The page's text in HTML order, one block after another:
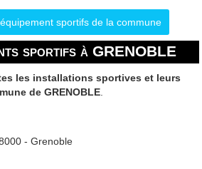
sportifs de la commune
sportifs à GRENOBLE
les installations sportives et leurs
de GRENOBLE.
- Grenoble